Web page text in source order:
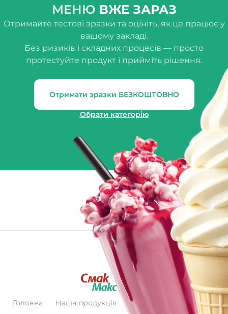
МЕНЮ ВЖЕ ЗАРАЗ
Отримайте тестові зразки та оцініть, як це працює у
вашому закладі.
Без ризиків і складних процесів — просто
протестуйте продукт і прийміть рішення.
Отримати зразки БЕЗКОШТОВНО
Обрати категорію
Головна Наша продукція Про нас
Сертифікат